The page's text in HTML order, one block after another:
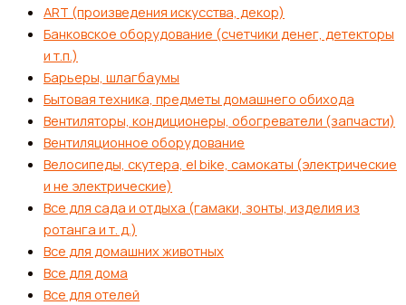
ART (произведения искусства, декор)
Банковское оборудование (счетчики денег, детекторы
и т.п.)
Барьеры, шлагбаумы
Бытовая техника, предметы домашнего обихода
Вентиляторы, кондиционеры, обогреватели (запчасти)
Вентиляционное оборудование
Велосипеды, скутера, el bike, самокаты (электрические
и не электрические)
Все для сада и отдыха (гамаки, зонты, изделия из
ротанга и т. д.)
Все для домашних животных
Все для дома
Все для отелей